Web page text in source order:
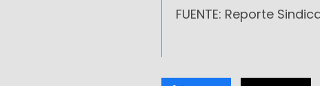
FUENTE: Reporte